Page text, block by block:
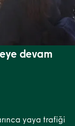
devam
yaya trafiği